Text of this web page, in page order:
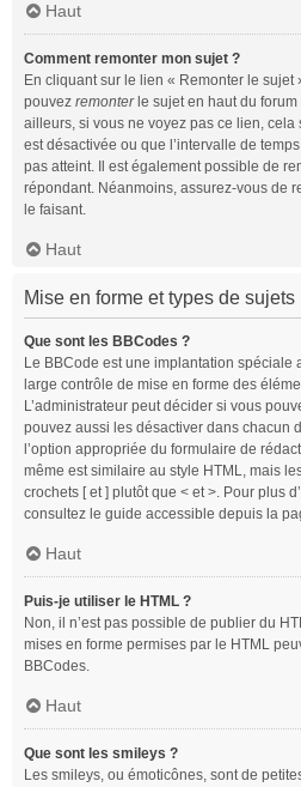
Haut
Comment remonter mon sujet ?
En cliquant sur le lien « Remonter le
pouvez remonterle sujet en haut du
ailleurs, si vous ne voyez pas ce lien,
est désactivée ou que l’intervalle de
pas atteint. Il est également possible de
répondant. Néanmoins, assurez-vous de
le faisant.
Haut
Mise en forme et types de sujets
Que sont les BBCodes ?
Le BBCode est une implantation spéciale
large contrôle de mise en forme des
L’administrateur peut décider si vous
pouvez aussi les désactiver dans chacun
l’option appropriée du formulaire de
même est similaire au style HTML, mais
crochets [ et ] plutôt que < et >. Pour plus
consultez le guide accessible depuis la
Haut
Puis-je utiliser le HTML ?
Non, il n’est pas possible de publier du
mises en forme permises par le HTML
BBCodes.
Haut
Que sont les smileys ?
Les smileys, ou émoticônes, sont de